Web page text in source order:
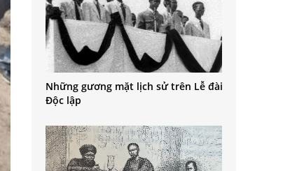
Những gương mặt lịch sử trên Lễ đài
Độc lập